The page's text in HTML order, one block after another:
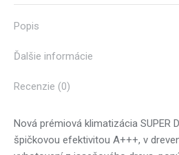
Popis
Ďalšie informácie
Recenzie (0)
Nová prémiová klimatizácia SUPER
špičkovou efektivitou A+++, v